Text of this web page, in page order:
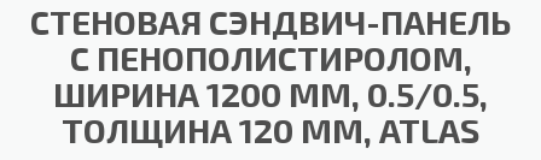
СТЕНОВАЯ СЭНДВИЧ-ПАНЕЛЬ
С ПЕНОПОЛИСТИРОЛОМ,
ШИРИНА 1200 ММ, 0.5/0.5,
ТОЛЩИНА 120 ММ, ATLAS